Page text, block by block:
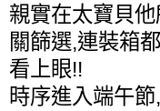
親實在太寶貝
關篩選,連裝箱
看上眼!!
時序進入端午